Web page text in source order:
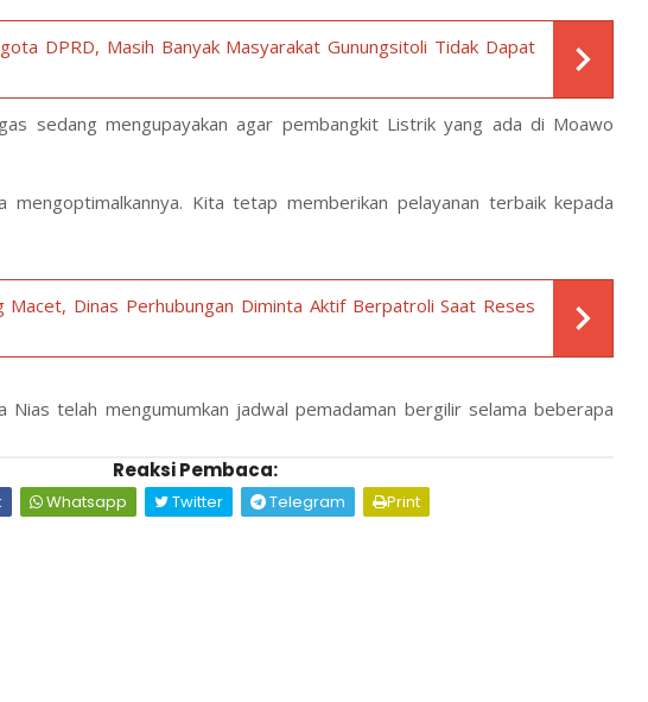
DPRD, Masih Banyak Masyarakat Gunungsitoli Tidak Dapat
sedang mengupayakan agar pembangkit Listrik yang ada di Moawo
mengoptimalkannya. Kita tetap memberikan pelayanan terbaik kepada
Macet, Dinas Perhubungan Diminta Aktif Berpatroli Saat Reses
Nias telah mengumumkan jadwal pemadaman bergilir selama beberapa
Reaksi Pembaca:
Whatsapp Twitter Telegram Print